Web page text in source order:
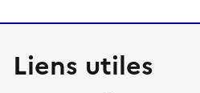
Liens utiles